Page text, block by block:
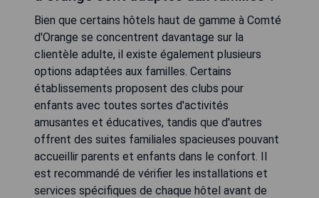
Bien que certains hôtels haut de gamme à Comté
d'Orange se concentrent davantage sur la
clientèle adulte, il existe également plusieurs
options adaptées aux familles. Certains
établissements proposent des clubs pour
enfants avec toutes sortes d'activités
amusantes et éducatives, tandis que d'autres
offrent des suites familiales spacieuses pouvant
accueillir parents et enfants dans le confort. Il
est recommandé de vérifier les installations et
services spécifiques de chaque hôtel avant de